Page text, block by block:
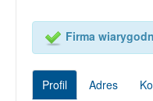
Firma
Profil Adres